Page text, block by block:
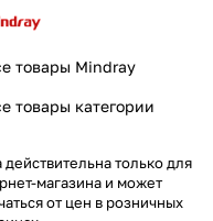
товары Mindray
товары категории
действительна только для
магазина и может
от цен в розничных